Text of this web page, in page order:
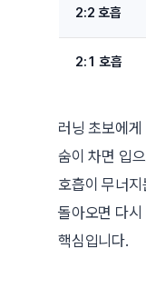
2:2 호흡
2:1 호흡
러닝 초보에
숨이 차면 입
호흡이 무너
돌아오면 다
핵심입니다.